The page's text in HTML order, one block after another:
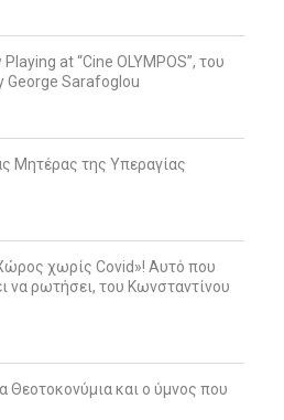
at “Cine OLYMPOS”, του
George Sarafoglou
Μητέρας της Υπεραγίας
χωρίς Covid»! Αυτό που
να ρωτήσει, του Κωνσταντίνου
Θεοτοκονύμια και ο ύμνος που